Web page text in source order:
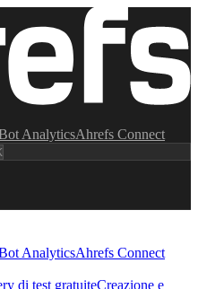
AnalyticsAhrefs Connect
AnalyticsAhrefs Connect
di test gratuiteCreazione e